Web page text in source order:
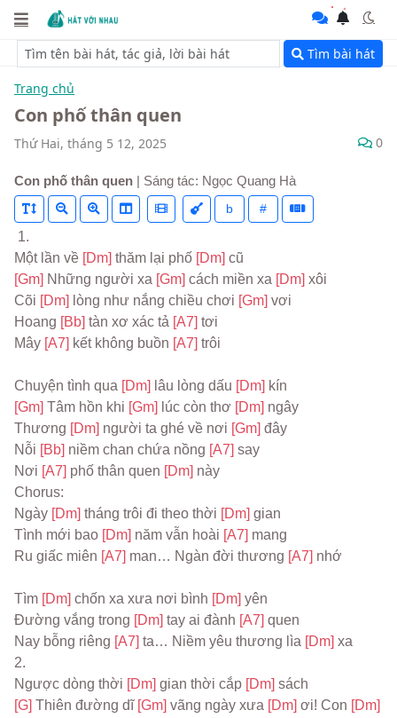
Tìm bài hát
Trang chủ
Con phố thân quen
Thứ Hai, tháng 5 12, 2025 0
Con phố thân quen | Sáng tác: Ngọc Quang Hà
b #
1.
Một lần về [Dm] thăm lại phố [Dm] cũ
[Gm] Những người xa [Gm] cách miền xa [Dm] xôi
Cõi [Dm] lòng như nắng chiều chơi [Gm] vơi
Hoang [Bb] tàn xơ xác tả [A7] tơi
Mây [A7] kết không buồn [A7] trôi
Chuyện tình qua [Dm] lâu lòng dấu [Dm] kín
[Gm] Tâm hồn khi [Gm] lúc còn thơ [Dm] ngây
Thương [Dm] người ta ghé về nơi [Gm] đây
Nỗi [Bb] niềm chan chứa nồng [A7] say
Nơi [A7] phố thân quen [Dm] này
Chorus:
Ngày [Dm] tháng trôi đi theo thời [Dm] gian
Tình mới bao [Dm] năm vẫn hoài [A7] mang
Ru giấc miên [A7] man… Ngàn đời thương [A7] nhớ
Tìm [Dm] chốn xa xưa nơi bình [Dm] yên
Đường vắng trong [Dm] tay ai đành [A7] quen
Nay bỗng riêng [A7] ta… Niềm yêu thương lìa [Dm] xa
2.
Ngược dòng thời [Dm] gian thời cắp [Dm] sách
[G] Thiên đường dĩ [Gm] vãng ngày xưa [Dm] ơi! Con